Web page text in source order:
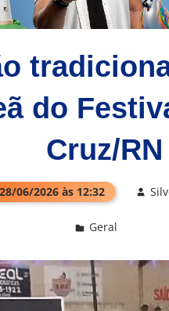
do
Cruz/RN
28/06/2026 às 12:32
Geral